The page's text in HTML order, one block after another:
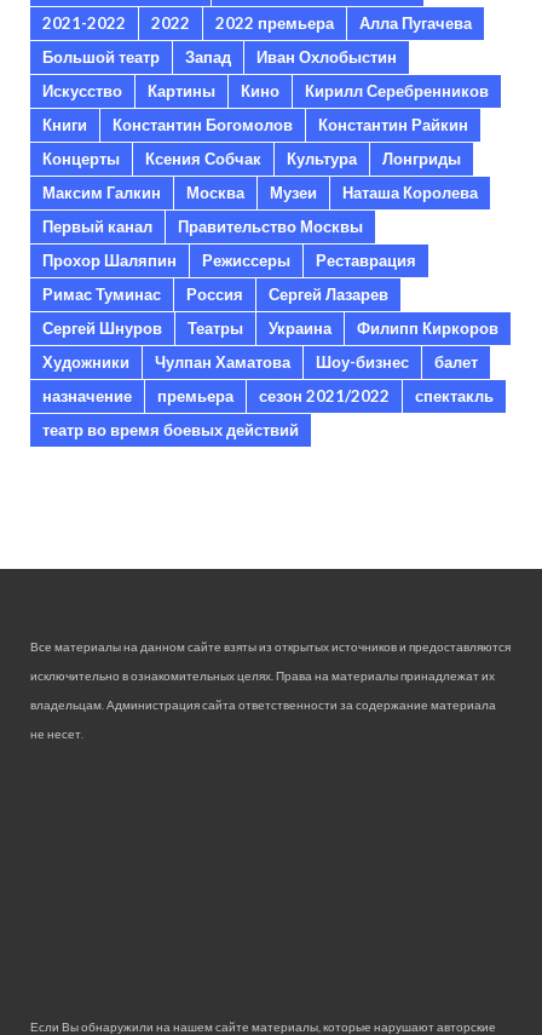
2021-2022
2022 2022 премьера
Алла Пугачева
Большой театр
Запад
Иван Охлобыстин
Искусство
Картины Кино
Кирилл Серебренников
Книги
Константин Богомолов
Константин Райкин
Концерты
Ксения Собчак Культура
Лонгриды
Максим Галкин
Москва Музеи
Наташа Королева
Первый канал
Правительство Москвы
Прохор Шаляпин
Режиссеры
Реставрация
Римас Туминас
Россия
Сергей Лазарев
Сергей Шнуров
Театры Украина
Филипп Киркоров
Художники
Чулпан Хаматова Шоу-бизнес
балет
назначение
премьера сезон 2021/2022
спектакль
театр во время боевых действий
Все материалы на данном сайте взяты из открытых источников и предоставляются
исключительно в ознакомительных целях. Права на материалы принадлежат их
владельцам. Администрация сайта ответственности за содержание материала
не несет.
Если Вы обнаружили на нашем сайте материалы, которые нарушают авторские